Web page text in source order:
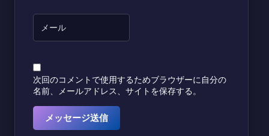
次回のコメントで使用するためブラウザーに自分の
名前、メールアドレス、サイトを保存する。